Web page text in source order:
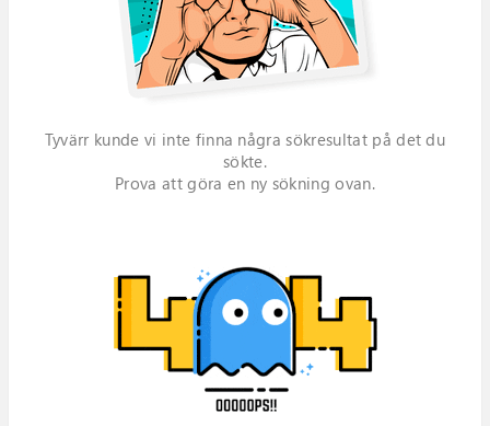
Tyvärr kunde vi inte finna några sökresultat på det du
sökte.
Prova att göra en ny sökning ovan.